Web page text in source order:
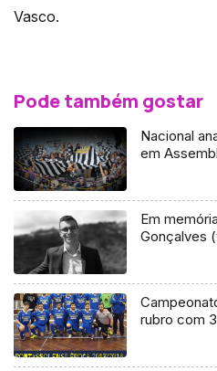
Vasco.
Pode também gostar
Nacional
em
Em
Gonçalves
rubro com